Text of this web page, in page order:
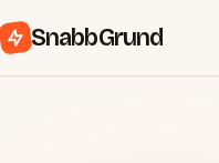
SnabbGrund